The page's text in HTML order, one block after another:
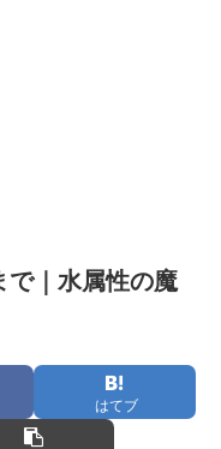
で｜水属性の魔
はてブ